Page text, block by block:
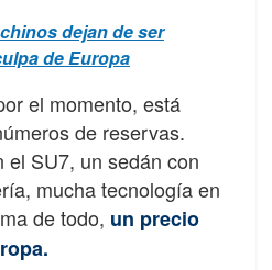
dejan de ser
de Europa
el momento, está
de reservas.
el SU7, un sedán con
mucha tecnología en
de todo, un precio